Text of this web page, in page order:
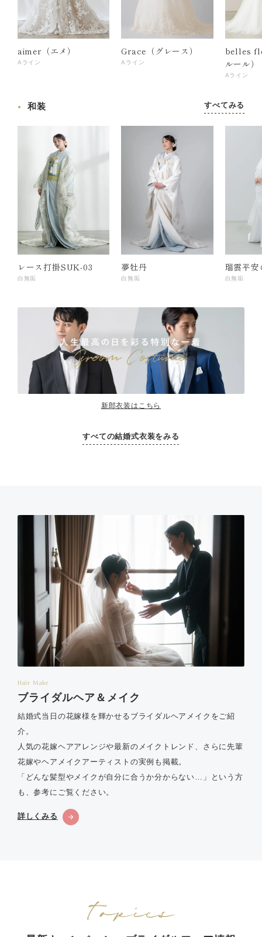
aimer（エメ）
Aライン
Grace（グレース）
Aライン
belles
ルール）
Aライン
和装 すべてみる
レース打掛SUK-03
白無垢
夢牡丹
白無垢
瑞雲平安
白無垢
新郎衣装はこちら
すべての結婚式衣装をみる
Hair Make
ブライダルヘア＆メイク
結婚式当日の花嫁様を輝かせるブライダルヘアメイクをご紹
介。
人気の花嫁ヘアアレンジや最新のメイクトレンド、さらに先輩
花嫁やヘアメイクアーティストの実例も掲載。
「どんな髪型やメイクが自分に合うか分からない…」という方
も、参考にご覧ください。
詳しくみる